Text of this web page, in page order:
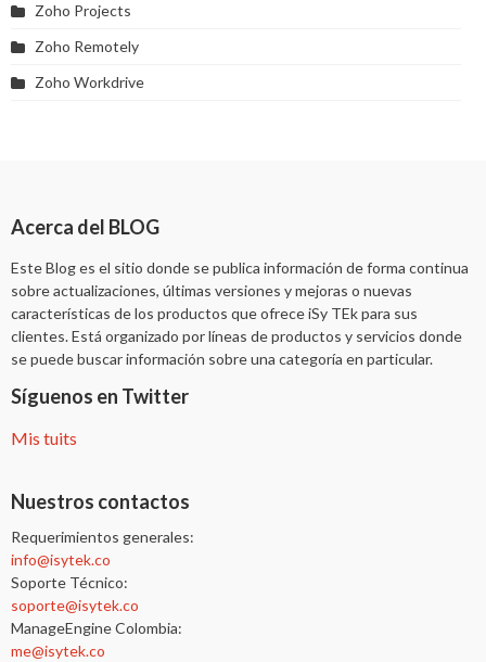
Zoho Projects
Zoho Remotely
Zoho Workdrive
Acerca del BLOG
Este Blog es el sitio donde se publica información de forma continua
sobre actualizaciones, últimas versiones y mejoras o nuevas
características de los productos que ofrece iSy TEk para sus
clientes. Está organizado por líneas de productos y servicios donde
se puede buscar información sobre una categoría en particular.
Síguenos en Twitter
Mis tuits
Nuestros contactos
Requerimientos generales:
info@isytek.co
Soporte Técnico:
soporte@isytek.co
ManageEngine Colombia:
me@isytek.co